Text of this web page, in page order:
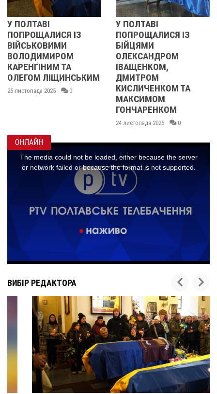
ІЗ
ТА
ЛІЩИНСЬКИМ
2025 0
У ПОЛТАВІ
ПОПРОЩАЛИСЯ ІЗ
БІЙЦЯМИ
ОЛЕКСАНДРОМ
ІВАЩЕНКОМ,
ДМИТРОМ
КИСЛИЧЕНКОМ ТА
МАКСИМОМ
ГОНЧАРЕНКОМ
24 листопада 2025 0
ОНЛАЙН
ВИБІР РЕДАКТОРА